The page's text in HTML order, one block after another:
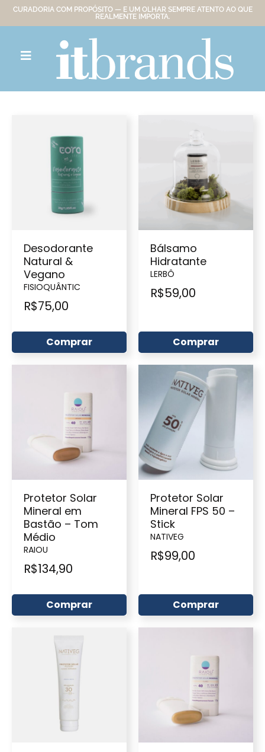
CURADORIA COM PROPÓSITO — E UM OLHAR SEMPRE ATENTO AO QUE
REALMENTE IMPORTA.
Desodorante
Natural &
Vegano
FISIOQUÂNTIC
R$75,00
Comprar
Bálsamo
Hidratante
LERBÔ
R$59,00
Comprar
Protetor Solar
Mineral em
Bastão – Tom
Médio
RAIOU
R$134,90
Comprar
Protetor Solar
Mineral FPS 50 –
Stick
NATIVEG
R$99,00
Comprar